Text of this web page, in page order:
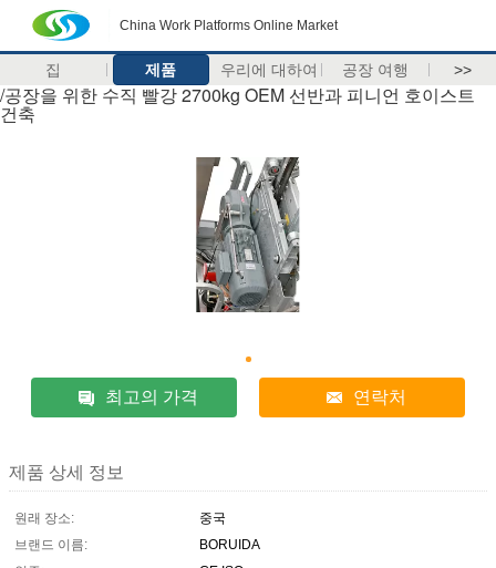
China Work Platforms Online Market
집 제품 우리에 대하여 공장 여행 >>
/공장을 위한 수직 빨강 2700kg OEM 선반과 피니언 호이스트
건축
최고의 가격 연락처
제품 상세 정보
원래 장소:
중국
브랜드 이름:
BORUIDA